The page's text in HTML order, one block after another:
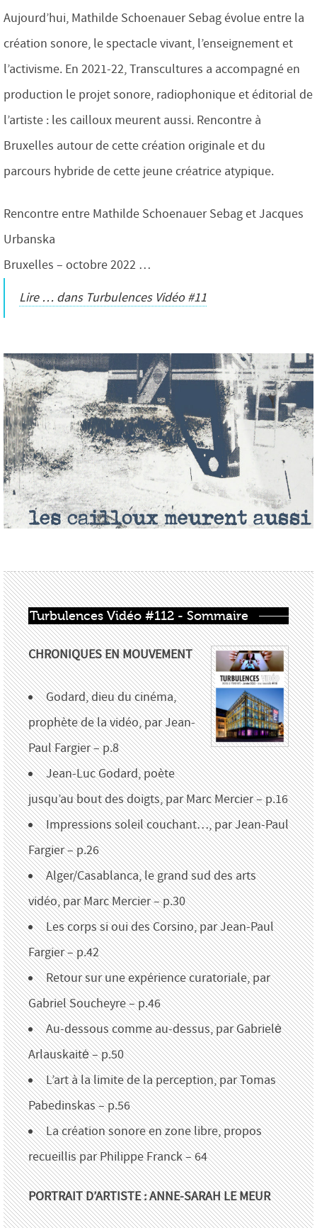
Aujourd’hui, Mathilde Schoenauer Sebag évolue entre la
création sonore, le spectacle vivant, l’enseignement et
l’activisme. En 2021-22, Transcultures a accompagné en
production le projet sonore, radiophonique et éditorial de
l’artiste : les cailloux meurent aussi. Rencontre à
Bruxelles autour de cette création originale et du
parcours hybride de cette jeune créatrice atypique.
Rencontre entre Mathilde Schoenauer Sebag et Jacques
Urbanska
Bruxelles – octobre 2022 …
Lire … dans Turbulences Vidéo #11
Turbulences Vidéo #112 - Sommaire
CHRONIQUES EN MOUVEMENT
Godard, dieu du cinéma,
prophète de la vidéo, par Jean-
Paul Fargier – p.8
Jean-Luc Godard, poète
jusqu’au bout des doigts, par Marc Mercier – p.16
Impressions soleil couchant…, par Jean-Paul
Fargier – p.26
Alger/Casablanca, le grand sud des arts
vidéo, par Marc Mercier – p.30
Les corps si oui des Corsino, par Jean-Paul
Fargier – p.42
Retour sur une expérience curatoriale, par
Gabriel Soucheyre – p.46
Au-dessous comme au-dessus, par Gabrielė
Arlauskaitė – p.50
L’art à la limite de la perception, par Tomas
Pabedinskas – p.56
La création sonore en zone libre, propos
recueillis par Philippe Franck – 64
PORTRAIT D’ARTISTE : ANNE-SARAH LE MEUR